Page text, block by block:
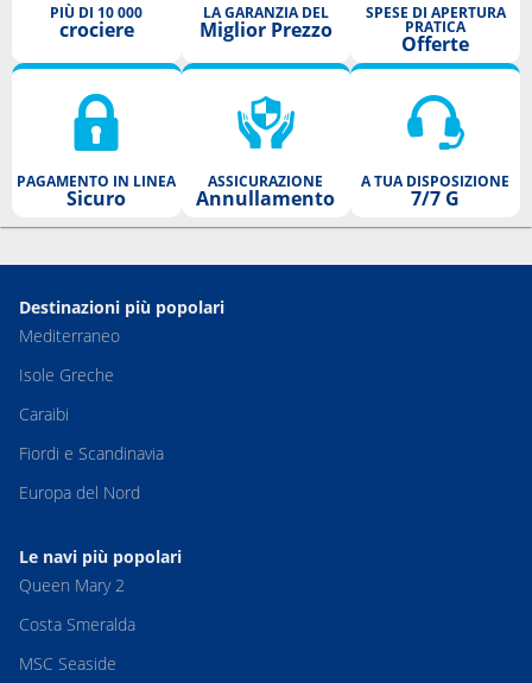
PIÙ DI 10 000
crociere
LA GARANZIA DEL
Miglior Prezzo
SPESE DI APERTURA
PRATICA
Offerte
PAGAMENTO IN LINEA
Sicuro
ASSICURAZIONE
Annullamento
A TUA DISPOSIZIONE
7/7 G
Destinazioni più popolari
Mediterraneo
Isole Greche
Caraibi
Fiordi e Scandinavia
Europa del Nord
Le navi più popolari
Queen Mary 2
Costa Smeralda
MSC Seaside